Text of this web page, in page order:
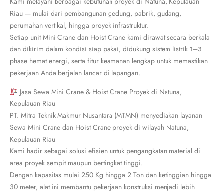
Riau — mulai dari pembangunan gedung, pabrik, gudang,
perumahan vertikal, hingga proyek infrastruktur.
Setiap unit Mini Crane dan Hoist Crane kami dirawat secara berkala
dan dikirim dalam kondisi siap pakai, didukung sistem listrik 1–3
phase hemat energi, serta fitur keamanan lengkap untuk memastikan
pekerjaan Anda berjalan lancar di lapangan.
Jasa Sewa Mini Crane & Hoist Crane Proyek di Natuna,
Kepulauan Riau
PT. Mitra Teknik Makmur Nusantara (MTMN) menyediakan layanan
Sewa Mini Crane dan Hoist Crane proyek di wilayah Natuna,
Kepulauan Riau.
Kami hadir sebagai solusi efisien untuk pengangkatan material di
area proyek sempit maupun bertingkat tinggi.
Dengan kapasitas mulai 250 Kg hingga 2 Ton dan ketinggian hingga
30 meter, alat ini membantu pekerjaan konstruksi menjadi lebih